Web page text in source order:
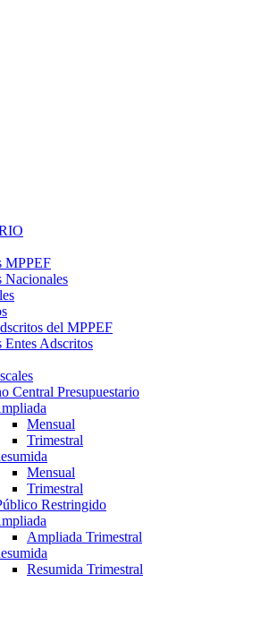
MPPEF
Nacionales
del MPPEF
Entes Adscritos
Central Presupuestario
Mensual
Trimestral
Mensual
Trimestral
Restringido
Ampliada Trimestral
Resumida Trimestral